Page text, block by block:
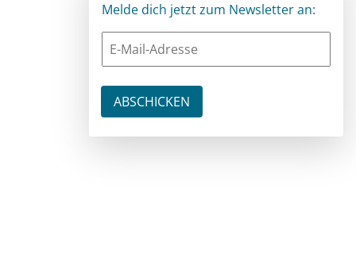
Melde dich jetzt zum Newsletter an: